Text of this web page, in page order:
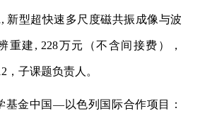
新型超快速多尺度磁共振成像与波
重建 , 228万元（不含间接费），
，子课题负责人。
基金中国— 以色列国际合作项目：